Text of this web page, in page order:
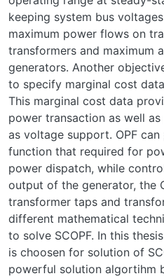
keeping system bus
maximum power flows on
transformers and maximum
generators. Another
to specify marginal cost
This marginal cost data
power transaction as well
as voltage support. OPF
function that required for
power dispatch, while
output of the generator, the
transformer taps and
different mathematical
to solve SCOPF. In this
is choosen for solution of
powerful solution algortihm